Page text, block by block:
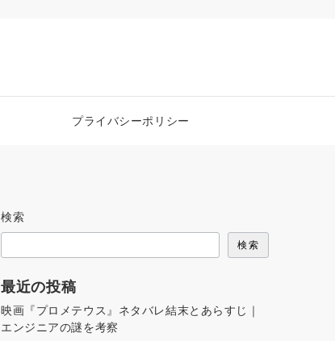
プライバシーポリシー
検索
検索
最近の投稿
映画『プロメテウス』ネタバレ結末とあらすじ｜
エンジニアの謎を考察